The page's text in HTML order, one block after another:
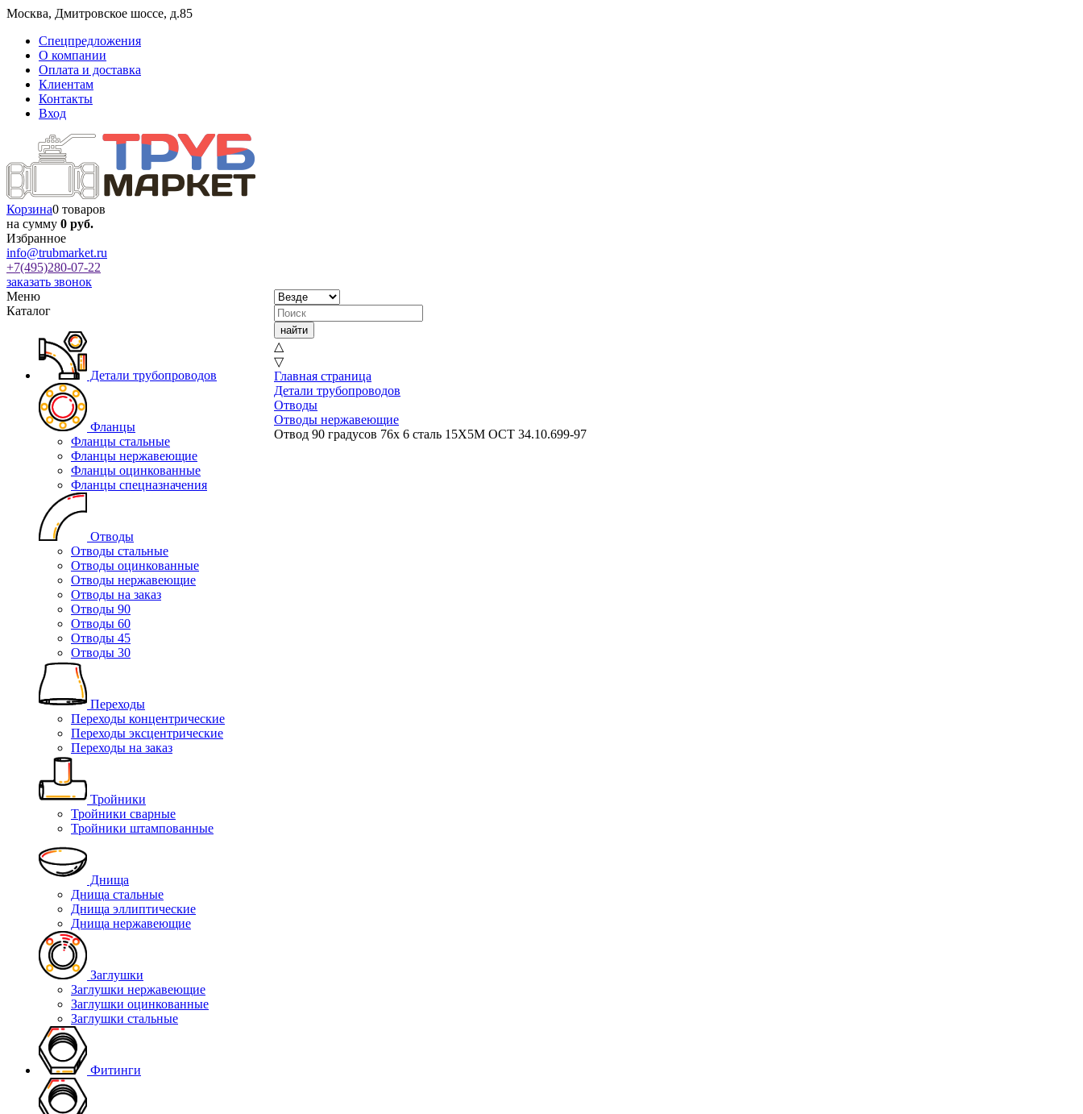
Москва, Дмитровское шоссе, д.85
Спецпредложения
О компании
Оплата и доставка
Клиентам
Контакты
Вход
Корзина0 товаров
на сумму 0 руб.
Избранное
info@trubmarket.ru
+7(495)280-07-22
заказать звонок
Меню
Каталог
Детали трубопроводов
Фланцы
Фланцы стальные
Фланцы нержавеющие
Фланцы оцинкованные
Фланцы спецназначения
Отводы
Отводы стальные
Отводы оцинкованные
Отводы нержавеющие
Отводы на заказ
Отводы 90
Отводы 60
Отводы 45
Отводы 30
Переходы
Переходы концентрические
Переходы эксцентрические
Переходы на заказ
Тройники
Тройники сварные
Тройники штампованные
Днища
Днища стальные
Днища эллиптические
Днища нержавеющие
Заглушки
Заглушки нержавеющие
Заглушки оцинкованные
Заглушки стальные
Фитинги
△
▽
Главная страница
Детали трубопроводов
Отводы
Отводы нержавеющие
Отвод 90 градусов 76х 6 сталь 15Х5М ОСТ 34.10.699-97